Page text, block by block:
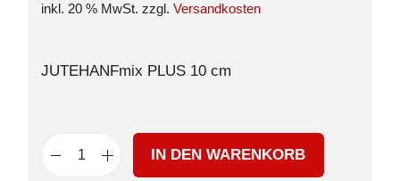
inkl. 20 % MwSt. zzgl. Versandkosten
JUTEHANFmix PLUS 10 cm
IN DEN WARENKORB